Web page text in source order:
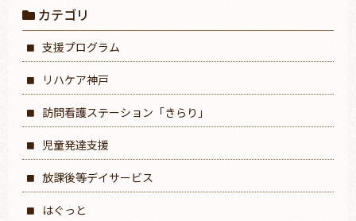
カテゴリ
支援プログラム
リハケア神戸
訪問看護ステーション「きらり」
児童発達支援
放課後等デイサービス
はぐっと